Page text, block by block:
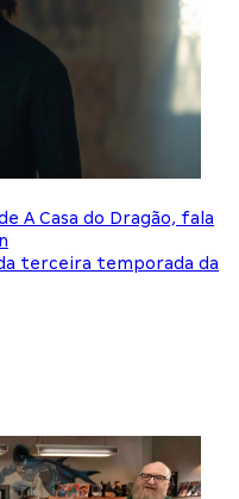
A Casa do Dragão, fala
terceira temporada da